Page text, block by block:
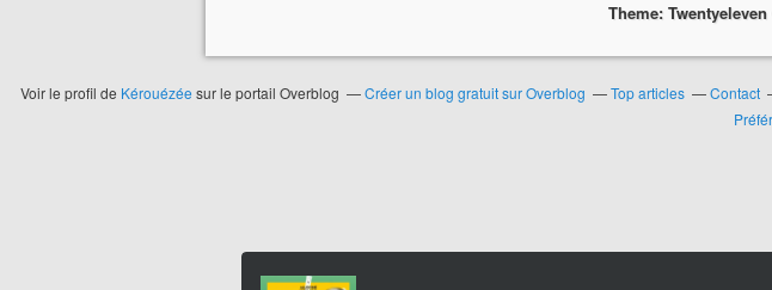
Theme:
Voir le profil de Kérouézée sur le portail Overblog Créer un blog gratuit sur Overblog Top articles Contact